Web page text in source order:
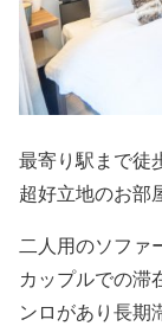
最寄り駅まで徒
超好立地のお部
二人用のソファ
カップルでの滞
ンロがあり長期